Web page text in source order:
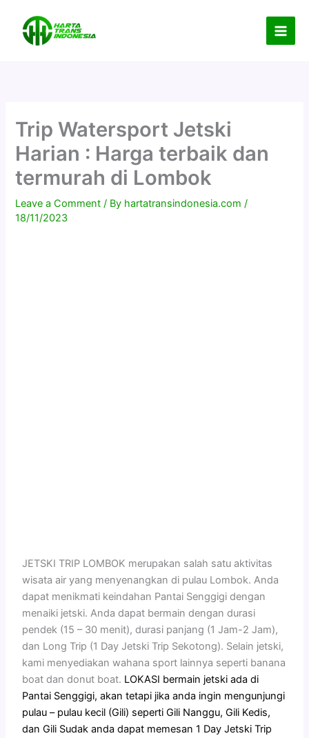
content
Trip Watersport Jetski
Harian : Harga terbaik dan
termurah di Lombok
Leave a Comment / By hartatransindonesia.com/
18/11/2023
JETSKI TRIP LOMBOK merupakan salah satu aktivitas
wisata air yang menyenangkan di pulau Lombok. Anda
dapat menikmati keindahan Pantai Senggigi dengan
menaiki jetski. Anda dapat bermain dengan durasi
pendek (15 – 30 menit), durasi panjang (1 Jam-2 Jam),
dan Long Trip (1 Day Jetski Trip Sekotong). Selain jetski,
kami menyediakan wahana sport lainnya seperti banana
boat dan donut boat. LOKASI bermain jetski ada di
Pantai Senggigi, akan tetapi jika anda ingin mengunjungi
pulau – pulau kecil (Gili) seperti Gili Nanggu, Gili Kedis,
dan Gili Sudak anda dapat memesan 1 Day Jetski Trip